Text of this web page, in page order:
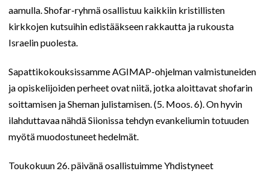
aamulla. Shofar-ryhmä osallistuu kaikkiin kristillisten
kirkkojen kutsuihin edistääkseen rakkautta ja rukousta
Israelin puolesta.
Sapattikokouksissamme AGIMAP-ohjelman valmistuneiden
ja opiskelijoiden perheet ovat niitä, jotka aloittavat shofarin
soittamisen ja Sheman julistamisen. (5. Moos. 6). On hyvin
ilahduttavaa nähdä Siionissa tehdyn evankeliumin totuuden
myötä muodostuneet hedelmät.
Toukokuun 26. päivänä osallistuimme Yhdistyneet